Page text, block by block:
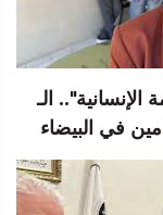
الـ